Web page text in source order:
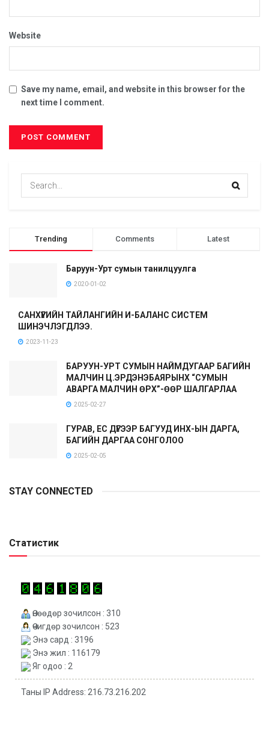
Website
Save my name, email, and website in this browser for the
next time I comment.
Trending Comments Latest
Баруун-Урт сумын танилцуулга
2020-01-02
САНХҮҮГИЙН ТАЙЛАНГИЙН И-БАЛАНС СИСТЕМ
ШИНЭЧЛЭГДЛЭЭ.
2023-11-23
БАРУУН-УРТ СУМЫН НАЙМДУГААР БАГИЙН
МАЛЧИН Ц.ЭРДЭНЭБАЯРЫНХ “СУМЫН
АВАРГА МАЛЧИН ӨРХ”-ӨӨР ШАЛГАРЛАА
2025-02-27
ГУРАВ, ЕС ДҮГЭЭР БАГУУД ИНХ-ЫН ДАРГА,
БАГИЙН ДАРГАА СОНГОЛОО
2025-02-05
STAY CONNECTED
Статистик
Өнөөдөр зочилсон : 310
Өчигдөр зочилсон : 523
Энэ сард : 3196
Энэ жил : 116179
Яг одоо : 2
Таны IP Address: 216.73.216.202